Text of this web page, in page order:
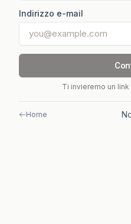
Indirizzo e-mail
Ti invieremo un
Home